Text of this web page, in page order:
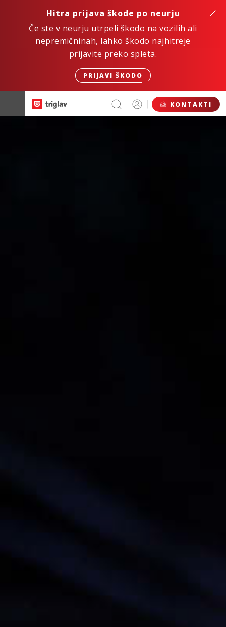
Hitra prijava škode po neurju
Če ste v neurju utrpeli škodo na vozilih ali
nepremičninah, lahko škodo najhitreje
prijavite preko spleta.
PRIJAVI ŠKODO
KONTAKTI